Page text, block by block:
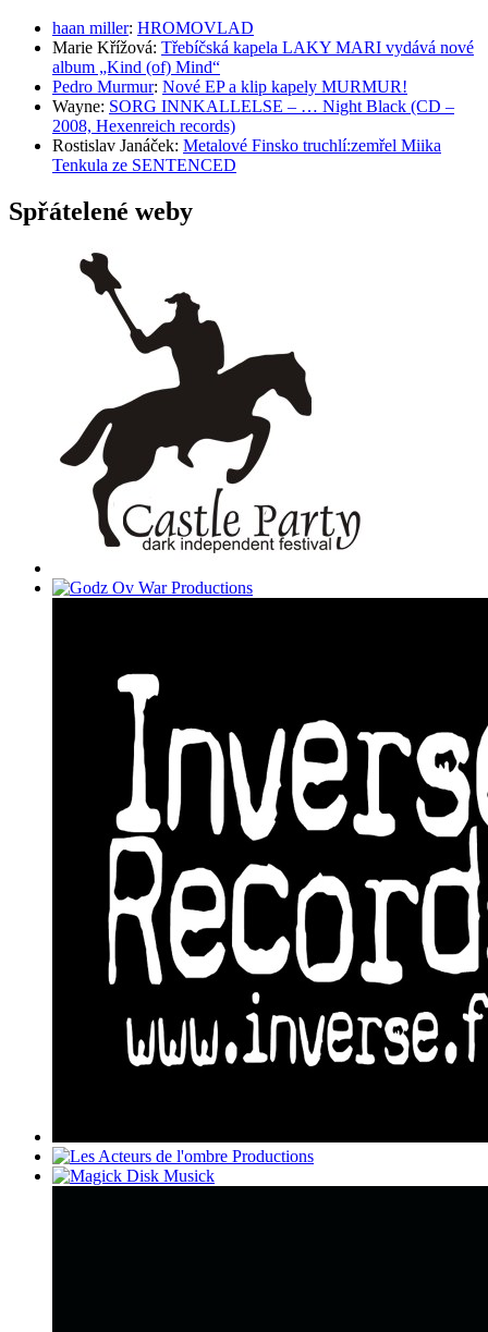
haan miller: HROMOVLAD
Marie Křížová: Třebíčská kapela LAKY MARI vydává nové
album „Kind (of) Mind“
Pedro Murmur: Nové EP a klip kapely MURMUR!
Wayne: SORG INNKALLELSE – … Night Black (CD –
2008, Hexenreich records)
Rostislav Janáček: Metalové Finsko truchlí:zemřel Miika
Tenkula ze SENTENCED
Spřátelené weby